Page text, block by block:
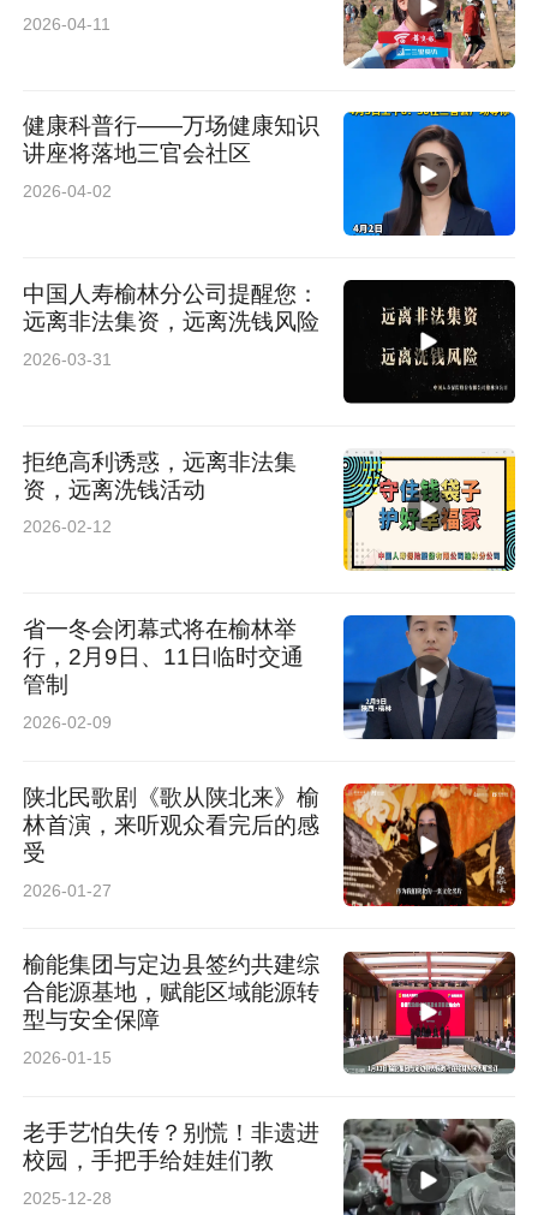
2026-04-11
健康科普行——万场健康知识
讲座将落地三官会社区
2026-04-02
中国人寿榆林分公司提醒您：
远离非法集资，远离洗钱风险
2026-03-31
拒绝高利诱惑，远离非法集
资，远离洗钱活动
2026-02-12
省一冬会闭幕式将在榆林举
行，2月9日、11日临时交通
管制
2026-02-09
陕北民歌剧《歌从陕北来》榆
林首演，来听观众看完后的感
受
2026-01-27
榆能集团与定边县签约共建综
合能源基地，赋能区域能源转
型与安全保障
2026-01-15
老手艺怕失传？别慌！非遗进
校园，手把手给娃娃们教
2025-12-28